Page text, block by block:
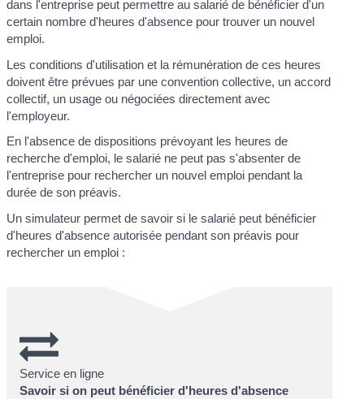
dans l'entreprise peut permettre au salarié de bénéficier d'un
certain nombre d'heures d'absence pour trouver un nouvel
emploi.
Les conditions d'utilisation et la rémunération de ces heures
doivent être prévues par une convention collective, un accord
collectif, un usage ou négociées directement avec
l'employeur.
En l'absence de dispositions prévoyant les heures de
recherche d'emploi, le salarié ne peut pas s'absenter de
l'entreprise pour rechercher un nouvel emploi pendant la
durée de son préavis.
Un simulateur permet de savoir si le salarié peut bénéficier
d'heures d'absence autorisée pendant son préavis pour
rechercher un emploi :
Service en ligne
Savoir si on peut bénéficier d'heures d'absence